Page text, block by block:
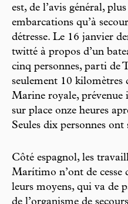
est, de l’avis général,
embarcations qu’à
détresse. Le 16 janvier
twitté à propos d’un
cinq personnes, parti de
seulement 10 kilomètres
Marine royale, prévenue
sur place onze heures
Seules dix personnes
Côté espagnol, les
Marítimo n’ont de cesse
leurs moyens, qui va de